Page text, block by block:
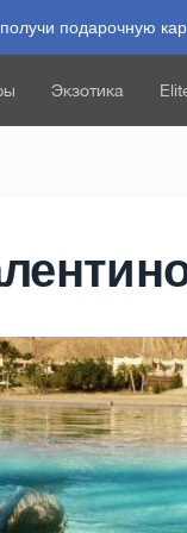
подарочную
Экзотика